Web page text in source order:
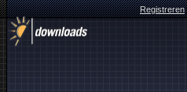
Registreren